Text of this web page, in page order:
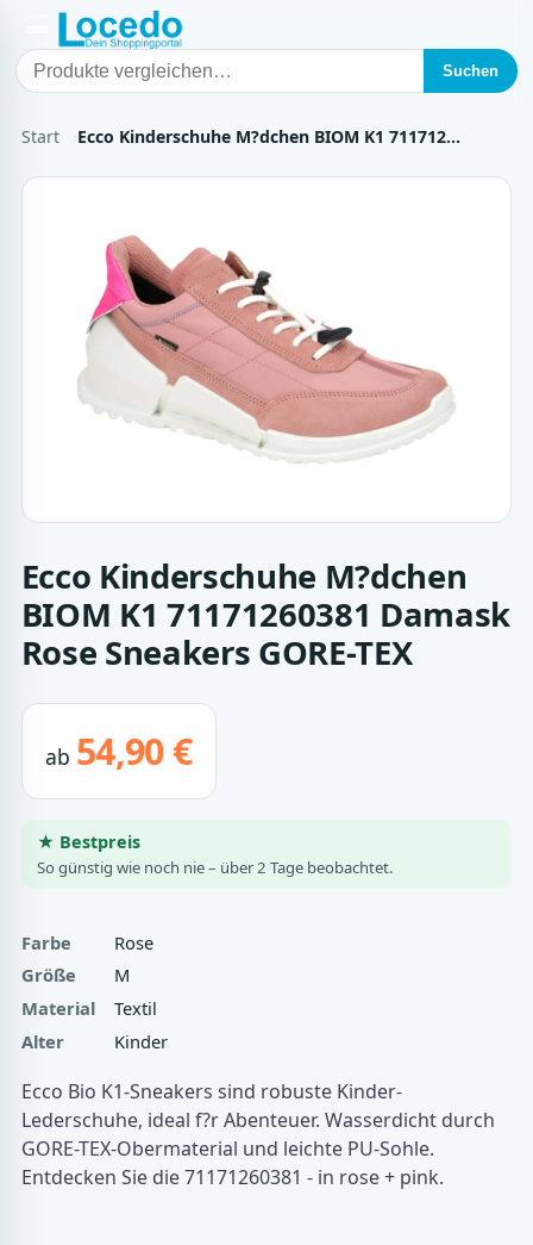
Suchen
Start Ecco Kinderschuhe M?dchen BIOM K1 711712…
Ecco Kinderschuhe M?dchen
BIOM K1 71171260381 Damask
Rose Sneakers GORE-TEX
ab 54,90 €
★ Bestpreis
So günstig wie noch nie – über 2 Tage beobachtet.
Farbe
Rose
Größe
M
Material
Textil
Alter
Kinder
Ecco Bio K1-Sneakers sind robuste Kinder-
Lederschuhe, ideal f?r Abenteuer. Wasserdicht durch
GORE-TEX-Obermaterial und leichte PU-Sohle.
Entdecken Sie die 71171260381 - in rose + pink.